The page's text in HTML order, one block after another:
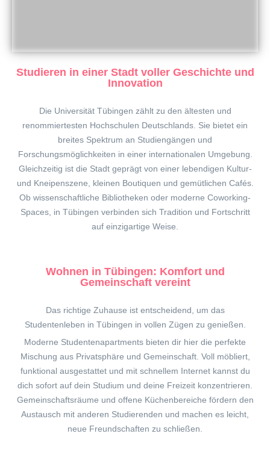
Studieren in einer Stadt voller Geschichte und
Innovation
Die Universität Tübingen zählt zu den ältesten und
renommiertesten Hochschulen Deutschlands. Sie bietet ein
breites Spektrum an Studiengängen und
Forschungsmöglichkeiten in einer internationalen Umgebung.
Gleichzeitig ist die Stadt geprägt von einer lebendigen Kultur-
und Kneipenszene, kleinen Boutiquen und gemütlichen Cafés.
Ob wissenschaftliche Bibliotheken oder moderne Coworking-
Spaces, in Tübingen verbinden sich Tradition und Fortschritt
auf einzigartige Weise.
Wohnen in Tübingen: Komfort und
Gemeinschaft vereint
Das richtige Zuhause ist entscheidend, um das
Studentenleben in Tübingen in vollen Zügen zu genießen.
Moderne Studentenapartments bieten dir hier die perfekte
Mischung aus Privatsphäre und Gemeinschaft. Voll möbliert,
funktional ausgestattet und mit schnellem Internet kannst du
dich sofort auf dein Studium und deine Freizeit konzentrieren.
Gemeinschaftsräume und offene Küchenbereiche fördern den
Austausch mit anderen Studierenden und machen es leicht,
neue Freundschaften zu schließen.